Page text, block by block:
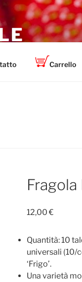
Carrello
12,00€
Quantità: 10
universali (10/
‘Frigo’.
Una varietà